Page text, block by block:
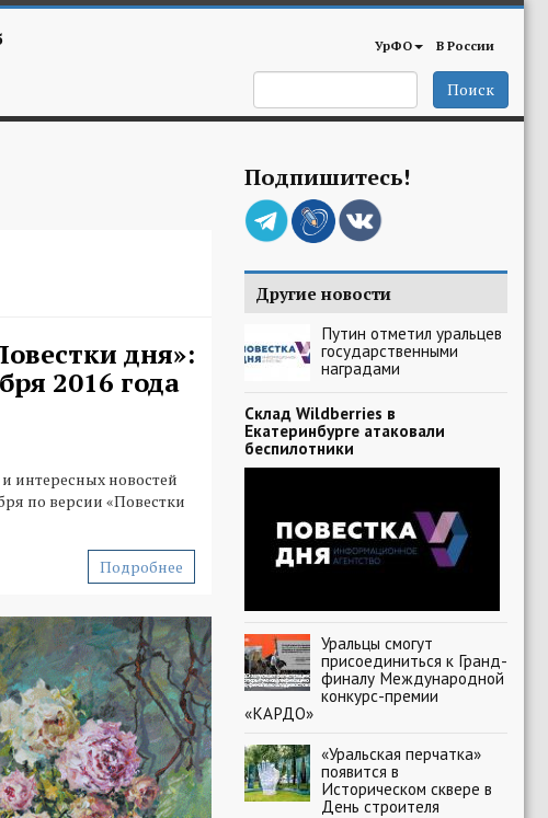
УрФО В России
Поиск
дня»:
2016 года
интересных новостей
по версии «Повестки
Подробнее
Подпишитесь!
Другие новости
Путин отметил уральцев
государственными
наградами
Склад Wildberries в
Екатеринбурге атаковали
беспилотники
Уральцы смогут
присоединиться к Гранд-
финалу Международной
конкурс-премии
«КАРДО»
«Уральская перчатка»
появится в
Историческом сквере в
День строителя